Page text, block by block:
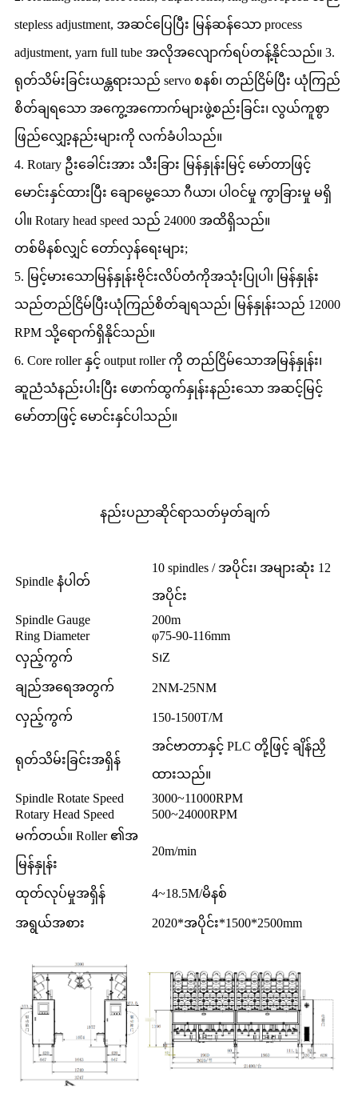
stepless adjustment, အဆင်ပြေပြီး မြန်ဆန်သော process
adjustment, yarn full tube အလိုအလျောက်ရပ်တန့်နိုင်သည်။ 3.
ရုတ်သိမ်းခြင်းယန္တရားသည် servo စနစ်၊ တည်ငြိမ်ပြီး ယုံကြည်
စိတ်ချရသော အကွေ့အကောက်များဖွဲ့စည်းခြင်း၊ လွယ်ကူစွာ
ဖြည်လျှော့နည်းများကို လက်ခံပါသည်။
4. Rotary ဦးခေါင်းအား သီးခြား မြန်နှုန်းမြင့် မော်တာဖြင့်
မောင်းနှင်ထားပြီး ချောမွေ့သော ဂီယာ၊ ပါဝင်မှု ကွာခြားမှု မရှိ
ပါ။ Rotary head speed သည် 24000 အထိရှိသည်။
တစ်မိနစ်လျှင် တော်လှန်ရေးများ;
5. မြင့်မားသောမြန်နှုန်းဗိုင်းလိပ်တံကိုအသုံးပြုပါ၊ မြန်နှုန်း
သည်တည်ငြိမ်ပြီးယုံကြည်စိတ်ချရသည်၊ မြန်နှုန်းသည် 12000
RPM သို့ရောက်ရှိနိုင်သည်။
6. Core roller နှင့် output roller ကို တည်ငြိမ်သောအမြန်နှုန်း၊
ဆူညံသံနည်းပါးပြီး ဖောက်ထွက်နှုန်းနည်းသော အဆင့်မြင့်
မော်တာဖြင့် မောင်းနှင်ပါသည်။
နည်းပညာဆိုင်ရာသတ်မှတ်ချက်
Spindle နံပါတ်
10 spindles / အပိုင်း၊ အများဆုံး 12
အပိုင်း
Spindle Gauge
200m
Ring Diameter
φ75-90-116mm
လှည့်ကွက်
S၊Z
ချည်အရေအတွက် 2NM-25NM
လှည့်ကွက် 150-1500T/M
ရုတ်သိမ်းခြင်းအရှိန်
အင်ဗာတာနှင့် PLC တို့ဖြင့် ချိန်ညှိ
ထားသည်။
Spindle Rotate Speed
3000~11000RPM
Rotary Head Speed
500~24000RPM
မက်တယ်။ Roller ၏အ
မြန်နှုန်း
20m/min
ထုတ်လုပ်မှုအရှိန် 4~18.5M/မိနစ်
အရွယ်အစား 2020*အပိုင်း*1500*2500mm